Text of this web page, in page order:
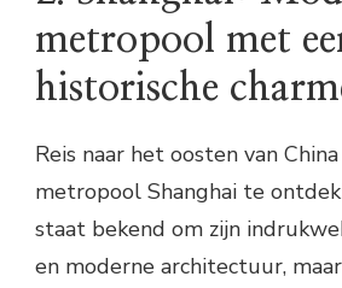
metropool met
historische
Reis naar het oosten van
metropool Shanghai te
staat bekend om zijn
en moderne architectuur,